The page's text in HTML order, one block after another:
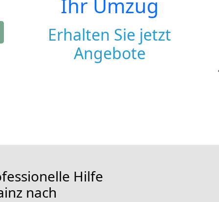
Ihr Umzug
Erhalten Sie jetzt
Angebote
Hilfe
nach